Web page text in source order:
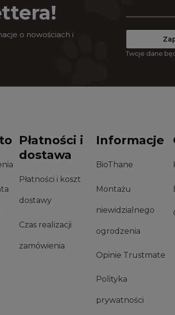
o nowościach i
Twoje dane
Płatności i
dostawa
Płatności i koszt
dostawy
Czas realizacji
zamówienia
Informacje
BioThane
Montażu
niewidzialnego
ogrodzenia
Opinie Trustmate
Polityka
prywatności